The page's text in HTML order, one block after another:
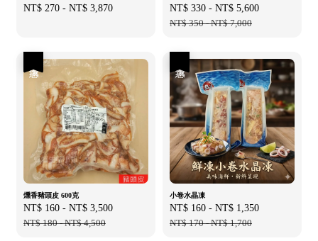
Regular
NT$ 270 - NT$ 3,870
Sale
price
NT$ 330 - NT$ 5,600
NT$ 350-NT$ 7,000
燻香豬頭皮 600克
Sale
price
NT$ 160 - NT$ 3,500
NT$ 180-NT$ 4,500
小卷水晶凍
Sale
price
NT$ 160 - NT$ 1,350
NT$ 170-NT$ 1,700